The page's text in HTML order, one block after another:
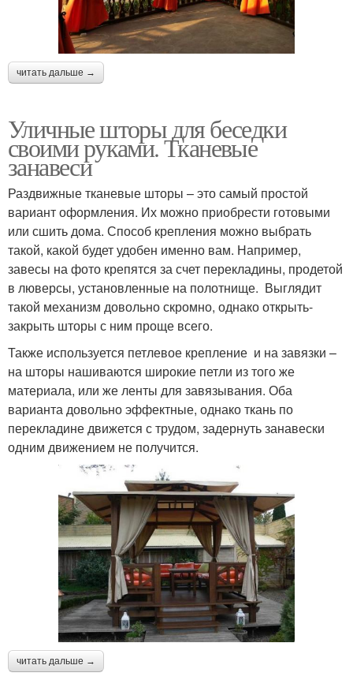
читать дальше →
Уличные шторы для беседки
своими руками. Тканевые
занавеси
Раздвижные тканевые шторы – это самый простой
вариант оформления. Их можно приобрести готовыми
или сшить дома. Способ крепления можно выбрать
такой, какой будет удобен именно вам. Например,
завесы на фото крепятся за счет перекладины, продетой
в люверсы, установленные на полотнище. Выглядит
такой механизм довольно скромно, однако открыть-
закрыть шторы с ним проще всего.
Также используется петлевое крепление и на завязки –
на шторы нашиваются широкие петли из того же
материала, или же ленты для завязывания. Оба
варианта довольно эффектные, однако ткань по
перекладине движется с трудом, задернуть занавески
одним движением не получится.
читать дальше →